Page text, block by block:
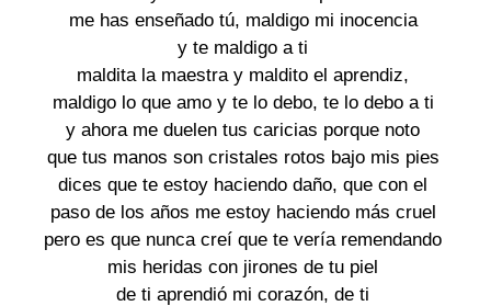
me has enseñado tú, maldigo mi inocencia
y te maldigo a ti
maldita la maestra y maldito el aprendiz,
maldigo lo que amo y te lo debo, te lo debo a ti
y ahora me duelen tus caricias porque noto
que tus manos son cristales rotos bajo mis pies
dices que te estoy haciendo daño, que con el
paso de los años me estoy haciendo más cruel
pero es que nunca creí que te vería remendando
mis heridas con jirones de tu piel
de ti aprendió mi corazón, de ti